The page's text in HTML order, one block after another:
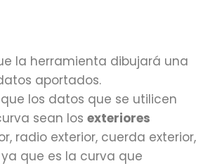
la herramienta dibujará una
aportados.
los datos que se utilicen
sean los exteriores
radio exterior, cuerda exterior,
que es la curva que